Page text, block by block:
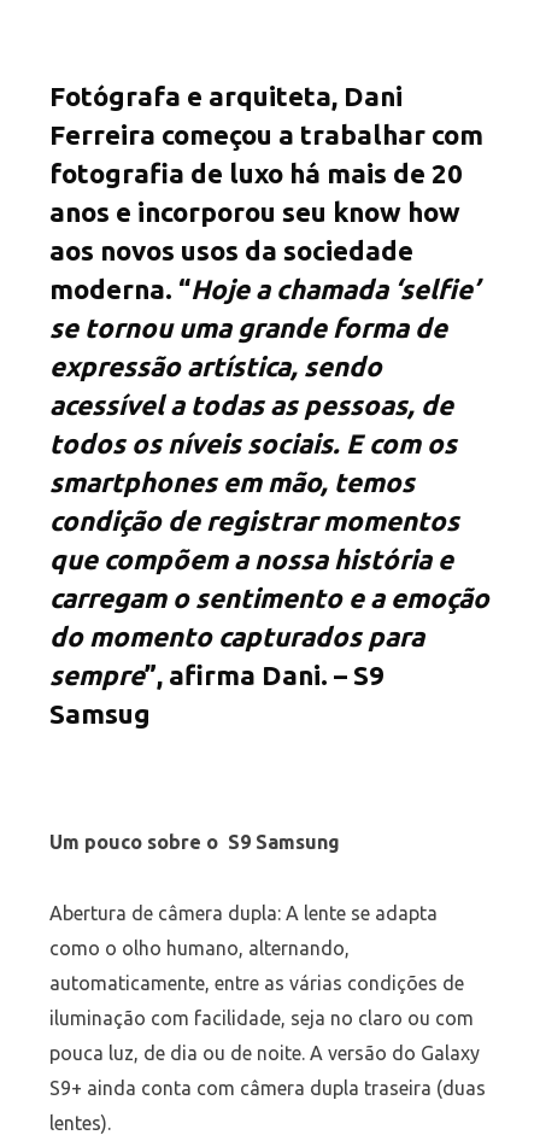
Fotógrafa e arquiteta, Dani
Ferreira começou a trabalhar com
fotografia de luxo há mais de 20
anos e incorporou seu know how
aos novos usos da sociedade
moderna. “Hoje a chamada ‘selfie’
se tornou uma grande forma de
expressão artística, sendo
acessível a todas as pessoas, de
todos os níveis sociais. E com os
smartphones em mão, temos
condição de registrar momentos
que compõem a nossa história e
carregam o sentimento e a emoção
do momento capturados para
sempre”, afirma Dani. – S9
Samsug
Um pouco sobre o S9 Samsung
Abertura de câmera dupla: A lente se adapta
como o olho humano, alternando,
automaticamente, entre as várias condições de
iluminação com facilidade, seja no claro ou com
pouca luz, de dia ou de noite. A versão do Galaxy
S9+ ainda conta com câmera dupla traseira (duas
lentes).